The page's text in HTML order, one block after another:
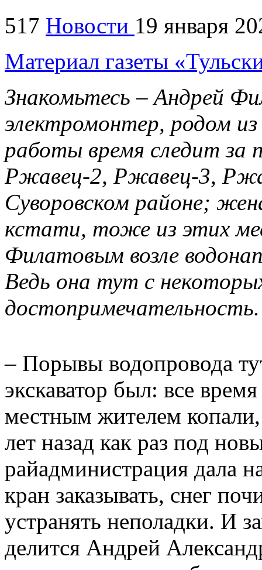
517 Новости 19 января
Материал газеты
Знакомьтесь – Андрей
электромонтер, родом
работы время следит за
Ржавец-2, Ржавец-3,
Суворовском районе;
кстати, тоже из этих
Филатовым возле
Ведь она тут с
достопримечательность.
– Порывы водопровода
экскаватор был: все
местным жителем
лет назад как раз под
райадминистрация дала
кран заказывать, снег
устранять неполадки. И
делится Андрей